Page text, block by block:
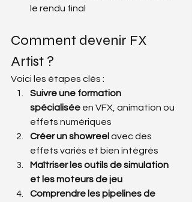
le rendu final
Comment devenir FX
Artist ?
Voici les étapes clés :
Suivre une formation
spécialisée en VFX, animation ou
effets numériques
Créer un showreel avec des
effets variés et bien intégrés
Maîtriser les outils de simulation
et les moteurs de jeu
Comprendre les pipelines de